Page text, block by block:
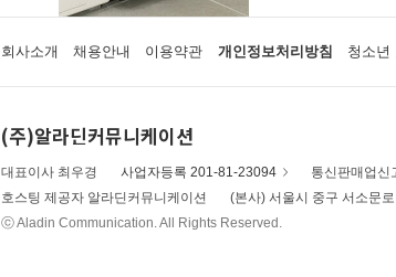
회사소개 채용안내 이용약관 개인정보처리방침 청소년
(주)알라딘커뮤니케이션
대표이사 최우경 사업자등록 201-81-23094 통신판매업
호스팅 제공자 알라딘커뮤니케이션
(본사) 서울시 중구 서소문
ⓒ Aladin Communication. All Rights Reserved.